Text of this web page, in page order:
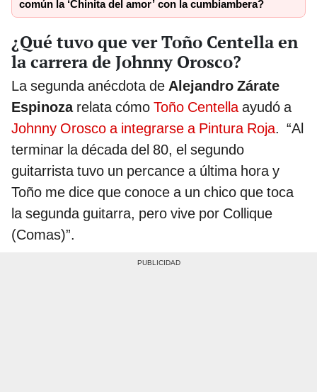
común la ‘Chinita del amor’ con la cumbiambera?
¿Qué tuvo que ver Toño Centella en
la carrera de Johnny Orosco?
La segunda anécdota de Alejandro Zárate
Espinozarelata cómo Toño Centellaayudó a
Johnny Orosco a integrarse a Pintura Roja. “Al
terminar la década del 80, el segundo
guitarrista tuvo un percance a última hora y
Toño me dice que conoce a un chico que toca
la segunda guitarra, pero vive por Collique
(Comas)”.